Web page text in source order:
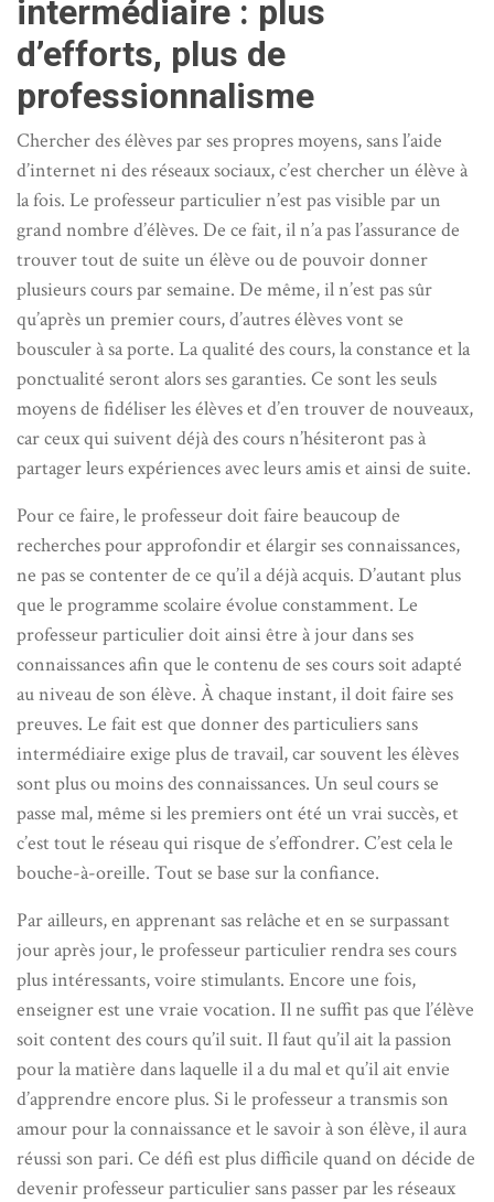
intermédiaire : plus
d’efforts, plus de
professionnalisme
Chercher des élèves par ses propres moyens, sans l’aide
d’internet ni des réseaux sociaux, c’est chercher un élève à
la fois. Le professeur particulier n’est pas visible par un
grand nombre d’élèves. De ce fait, il n’a pas l’assurance de
trouver tout de suite un élève ou de pouvoir donner
plusieurs cours par semaine. De même, il n’est pas sûr
qu’après un premier cours, d’autres élèves vont se
bousculer à sa porte. La qualité des cours, la constance et la
ponctualité seront alors ses garanties. Ce sont les seuls
moyens de fidéliser les élèves et d’en trouver de nouveaux,
car ceux qui suivent déjà des cours n’hésiteront pas à
partager leurs expériences avec leurs amis et ainsi de suite.
Pour ce faire, le professeur doit faire beaucoup de
recherches pour approfondir et élargir ses connaissances,
ne pas se contenter de ce qu’il a déjà acquis. D’autant plus
que le programme scolaire évolue constamment. Le
professeur particulier doit ainsi être à jour dans ses
connaissances afin que le contenu de ses cours soit adapté
au niveau de son élève. À chaque instant, il doit faire ses
preuves. Le fait est que donner des particuliers sans
intermédiaire exige plus de travail, car souvent les élèves
sont plus ou moins des connaissances. Un seul cours se
passe mal, même si les premiers ont été un vrai succès, et
c’est tout le réseau qui risque de s’effondrer. C’est cela le
bouche-à-oreille. Tout se base sur la confiance.
Par ailleurs, en apprenant sas relâche et en se surpassant
jour après jour, le professeur particulier rendra ses cours
plus intéressants, voire stimulants. Encore une fois,
enseigner est une vraie vocation. Il ne suffit pas que l’élève
soit content des cours qu’il suit. Il faut qu’il ait la passion
pour la matière dans laquelle il a du mal et qu’il ait envie
d’apprendre encore plus. Si le professeur a transmis son
amour pour la connaissance et le savoir à son élève, il aura
réussi son pari. Ce défi est plus difficile quand on décide de
devenir professeur particulier sans passer par les réseaux